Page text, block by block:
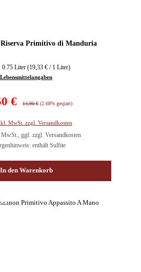
Primitivo di Manduria
0.75 Liter (19,33 € / 1 Liter)
Lebensmittelangaben
€ Regulärer Preis:
14,90 € (2.68% gespart)
MwSt. zzgl. Versandkosten
ggf. zzgl. Versandkosten
enthält Sulfite
In den Warenkorb